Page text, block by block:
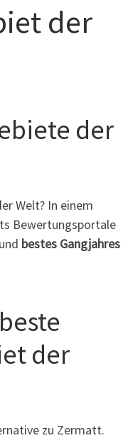
der
der
Welt? In einem
Bewertungsportale
bestes Gangjahres
der
zu Zermatt.